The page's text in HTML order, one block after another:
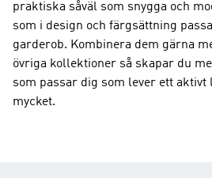
praktiska såväl som snygga och
som i design och färgsättning
garderob. Kombinera dem gärna
övriga kollektioner så skapar du
som passar dig som lever ett aktivt
mycket.